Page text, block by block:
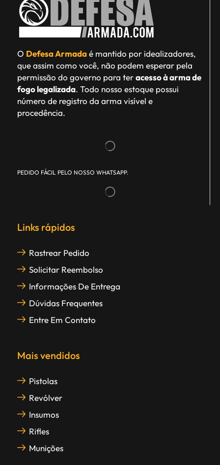
O Defesa Armadaé mantido por idealizadores,
que assim como você, não podem esperar pela
permissão do governo para teracesso à arma de
fogo legalizada. Todo nosso estoque possui
número de registro da arma visível e
procedência.
PEDIDO FÁCIL PELO NOSSO WHATSAPP.
Links rápidos
Rastrear Pedido
Solicitar Reembolso
Informações De Entrega
Dúvidas Frequentes
Entre Em Contato
Mais vendidos
Pistolas
Revólver
Insumos
Rifles
Munições